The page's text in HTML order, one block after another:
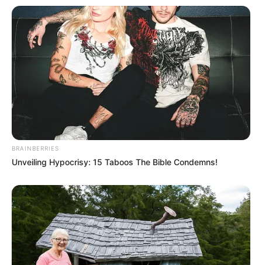
BRAINBERRIES
Unveiling Hypocrisy: 15 Taboos The Bible Condemns!